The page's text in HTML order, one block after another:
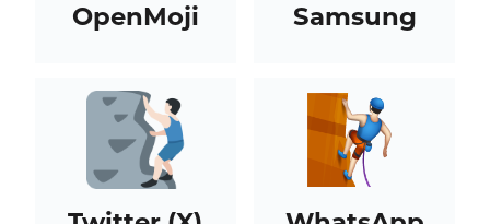
OpenMoji Samsung